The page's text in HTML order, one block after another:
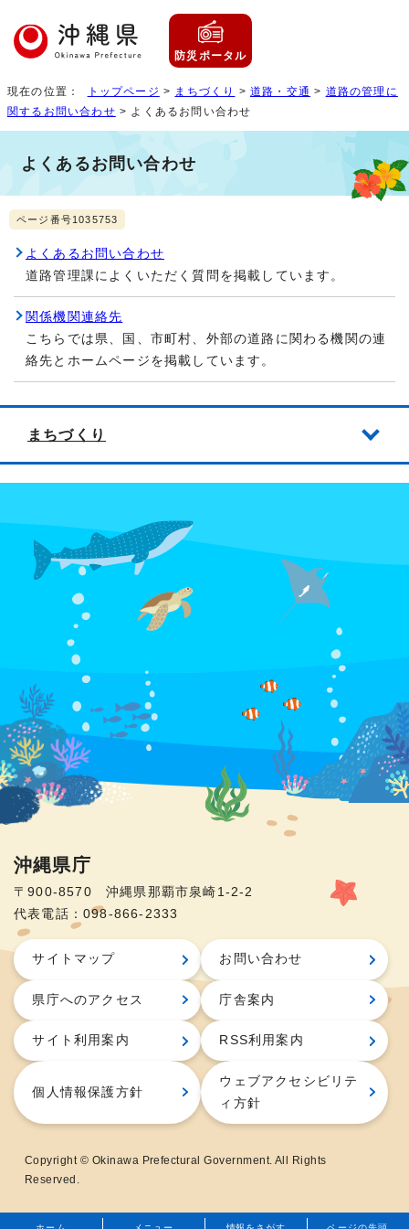
防災ポータル
現在の位置： トップページ > まちづくり >道路・交通 > 道路の管理に
関するお問い合わせ > よくあるお問い合わせ
よくあるお問い合わせ
ページ番号1035753
よくあるお問い合わせ
道路管理課によくいただく質問を掲載しています。
関係機関連絡先
こちらでは県、国、市町村、外部の道路に関わる機関の連
絡先とホームページを掲載しています。
まちづくり
沖縄県庁
〒900-8570 沖縄県那覇市泉崎1-2-2
代表電話：098-866-2333
サイトマップ お問い合わせ
県庁へのアクセス 庁舎案内
サイト利用案内 RSS利用案内
個人情報保護方針
ウェブアクセシビリテ
ィ方針
Copyright © Okinawa Prefectural Government. All Rights
Reserved.